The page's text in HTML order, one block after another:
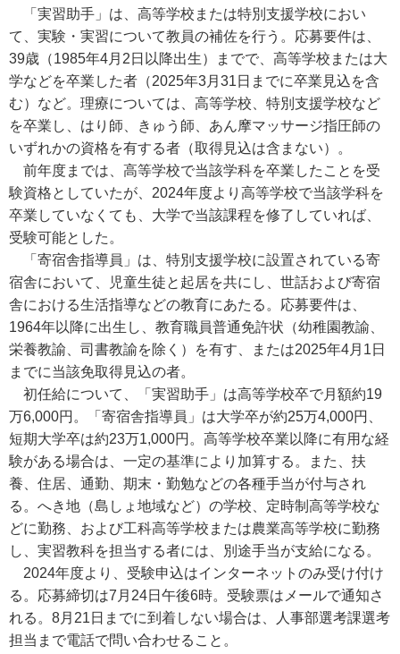
「実習助手」は、高等学校または特別支援学校におい
て、実験・実習について教員の補佐を行う。応募要件は、
39歳（1985年4月2日以降出生）までで、高等学校または大
学などを卒業した者（2025年3月31日までに卒業見込を含
む）など。理療については、高等学校、特別支援学校など
を卒業し、はり師、きゅう師、あん摩マッサージ指圧師の
いずれかの資格を有する者（取得見込は含まない）。
前年度までは、高等学校で当該学科を卒業したことを受
験資格としていたが、2024年度より高等学校で当該学科を
卒業していなくても、大学で当該課程を修了していれば、
受験可能とした。
「寄宿舎指導員」は、特別支援学校に設置されている寄
宿舎において、児童生徒と起居を共にし、世話および寄宿
舎における生活指導などの教育にあたる。応募要件は、
1964年以降に出生し、教育職員普通免許状（幼稚園教諭、
栄養教諭、司書教諭を除く）を有す、または2025年4月1日
までに当該免取得見込の者。
初任給について、「実習助手」は高等学校卒で月額約19
万6,000円。「寄宿舎指導員」は大学卒が約25万4,000円、
短期大学卒は約23万1,000円。高等学校卒業以降に有用な経
験がある場合は、一定の基準により加算する。また、扶
養、住居、通勤、期末・勤勉などの各種手当が付与され
る。へき地（島しょ地域など）の学校、定時制高等学校な
どに勤務、および工科高等学校または農業高等学校に勤務
し、実習教科を担当する者には、別途手当が支給になる。
2024年度より、受験申込はインターネットのみ受け付け
る。応募締切は7月24日午後6時。受験票はメールで通知さ
れる。8月21日までに到着しない場合は、人事部選考課選考
担当まで電話で問い合わせること。